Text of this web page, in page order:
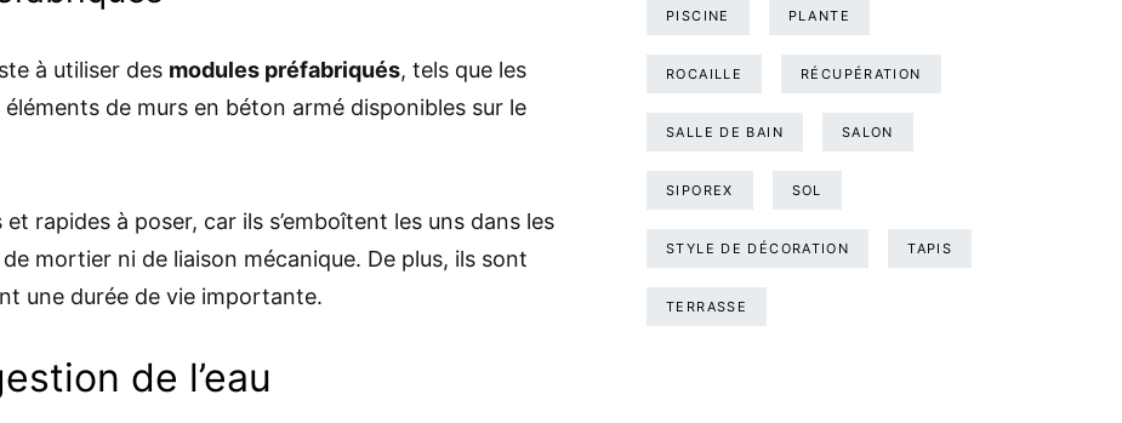
à utiliser des modules préfabriqués, tels que les
de murs en béton armé disponibles sur le
rapides à poser, car ils s’emboîtent les uns dans les
mortier ni de liaison mécanique. De plus, ils sont
une durée de vie importante.
de l’eau
PISCINE PLANTE
ROCAILLE RÉCUPÉRATION
SALLE DE BAIN SALON
SIPOREX SOL
STYLE DE DÉCORATION TAPIS
TERRASSE